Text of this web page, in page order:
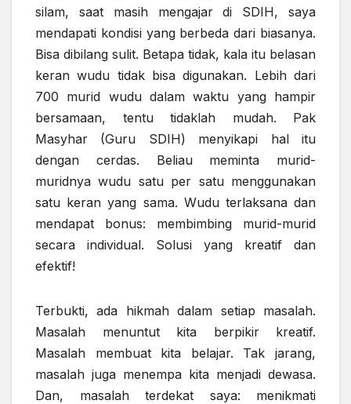
silam, saat masih mengajar di SDIH, saya
mendapati kondisi yang berbeda dari biasanya.
Bisa dibilang sulit. Betapa tidak, kala itu belasan
keran wudu tidak bisa digunakan. Lebih dari
700 murid wudu dalam waktu yang hampir
bersamaan, tentu tidaklah mudah. Pak
Masyhar (Guru SDIH) menyikapi hal itu
dengan cerdas. Beliau meminta murid-
muridnya wudu satu per satu menggunakan
satu keran yang sama. Wudu terlaksana dan
mendapat bonus: membimbing murid-murid
secara individual. Solusi yang kreatif dan
efektif!
Terbukti, ada hikmah dalam setiap masalah.
Masalah menuntut kita berpikir kreatif.
Masalah membuat kita belajar. Tak jarang,
masalah juga menempa kita menjadi dewasa.
Dan, masalah terdekat saya: menikmati